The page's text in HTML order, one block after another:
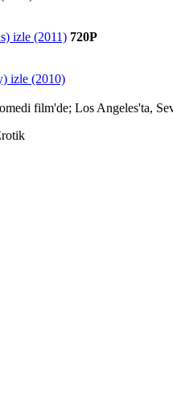
izle (2011) 720P
izle (2010)
film'de; Los Angeles'ta,